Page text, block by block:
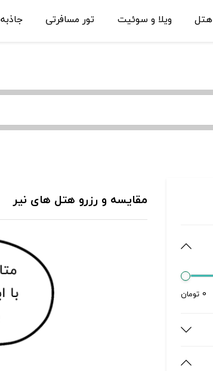
هتل ویلا و سوئیت تور مسافرتی جاذبه
0 تومان
مقایسه و رزرو هتل های نیر